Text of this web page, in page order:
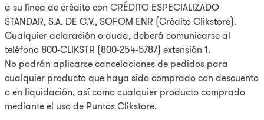
a su línea de crédito con CRÉDITO ESPECIALIZADO
STANDAR, S.A. DE C.V., SOFOM ENR (Crédito Clikstore).
Cualquier aclaración o duda, deberá comunicarse al
teléfono 800-CLIKSTR (800-254-5787) extensión 1.
No podrán aplicarse cancelaciones de pedidos para
cualquier producto que haya sido comprado con descuento
o en liquidación, así como cualquier producto comprado
mediante el uso de Puntos Clikstore.